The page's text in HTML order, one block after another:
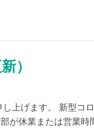
）
上げます。 新型コ
が休業または営業時